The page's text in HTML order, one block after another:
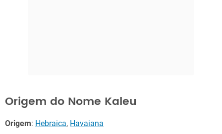
Origem do Nome Kaleu
Origem: Hebraica, Havaiana